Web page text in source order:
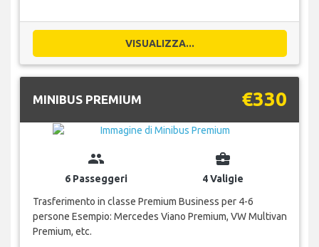
VISUALIZZA...
MINIBUS PREMIUM €330
group
6 Passeggeri
business_center
4 Valigie
Trasferimento in classe Premium Business per 4-6
persone Esempio: Mercedes Viano Premium, VW Multivan
Premium, etc.